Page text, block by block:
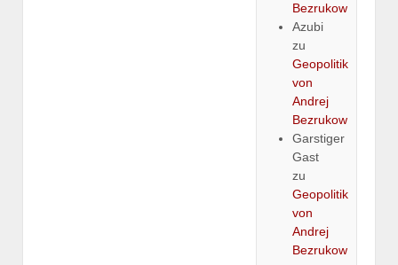
Bezrukow
Azubi
zu
Geopolitik
von
Andrej
Bezrukow
Garstiger
Gast
zu
Geopolitik
von
Andrej
Bezrukow